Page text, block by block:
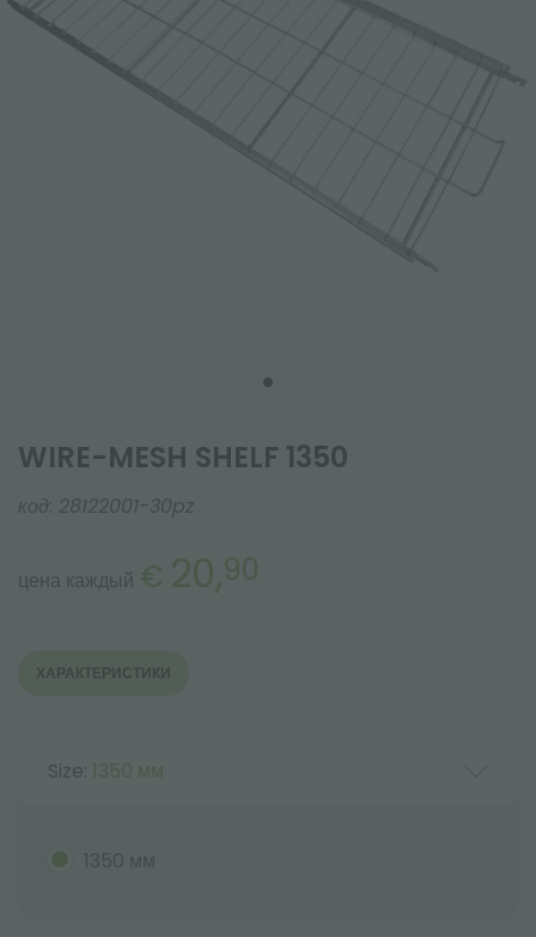
WIRE-MESH SHELF 1350
код: 28122001-30pz
цена каждый € 20,90
ХАРАКТЕРИСТИКИ
Size: 1350 мм
1350 мм